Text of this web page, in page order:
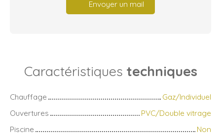
Envoyer un mail
Caractéristiques techniques
Chauffage
Gaz/Individuel
Ouvertures
PVC/Double vitrage
Piscine
Non